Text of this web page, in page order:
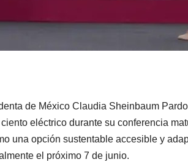
de México Claudia Sheinbaum Pardo
eléctrico durante su conferencia
una opción sustentable accesible y
el próximo 7 de junio.